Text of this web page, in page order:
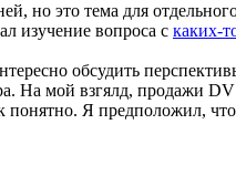
но это тема для
изучение вопроса с каких-
обсудить
На мой взгялд, продажи
понятно. Я предположил,